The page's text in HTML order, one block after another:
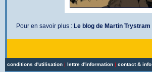
Pour en savoir plus : Le blog de Martin Trystram
conditions d'utilisation | lettre d'information | contact & info